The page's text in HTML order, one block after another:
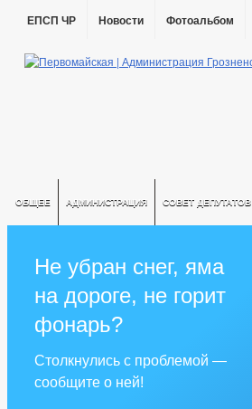
ЕПСП ЧР Новости Фотоальбом
ОБЩЕЕ АДМИНИСТРАЦИЯ СОВЕТ ДЕПУТАТОВ
Не убран снег, яма
на дороге, не горит
фонарь?
Столкнулись с проблемой —
сообщите о ней!